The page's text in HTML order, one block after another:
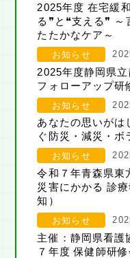
2025年度 在宅緩
る❞と❝支える❞ ～
たたかなケア～
お知らせ
2025年度静岡県
フォローアップ研
お知らせ
あなたの思いがは
ぐ防災・減災・ボ
お知らせ
令和７年青森県東
災害にかかる 診
知）
お知らせ
主催：静岡県看護
７年度 保健師研